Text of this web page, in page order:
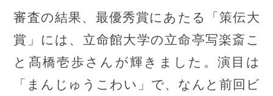
審査の結果、最優秀賞にあたる「策伝大
賞」には、立命館大学の立命亭写楽斎こ
と髙橋壱歩さんが輝きました。演目は
「まんじゅうこわい」で、なんと前回ビ